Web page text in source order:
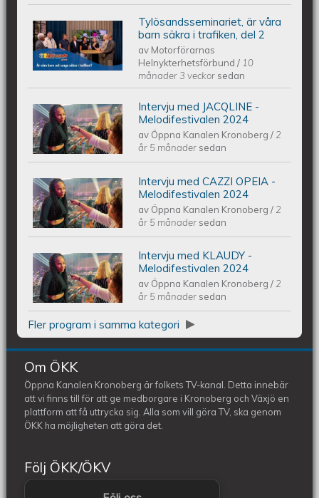
Tylösandsseminariet Studio. "Är våra
barn och unga säkra i trafiken?"
Tylösandsseminariet, är våra
barn säkra i trafiken, del 2
av Motorförarnas
Helnykterhetsförbund/ 10
månader 3 veckor sedan
Intervju med JACQLINE -
Melodifestivalen 2024
Intervju med JACQLINE -
Melodifestivalen 2024
av Öppna Kanalen Kronoberg/ 2
år 5 månader sedan
Intervju med CAZZI OPEIA -
Melodifestivalen 2024
Intervju med CAZZI OPEIA -
Melodifestivalen 2024
av Öppna Kanalen Kronoberg/ 2
år 5 månader sedan
Intervju med KLAUDY -
Melodifestivalen 2024
Intervju med KLAUDY -
Melodifestivalen 2024
av Öppna Kanalen Kronoberg/ 2
år 5 månader sedan
Fler program i samma kategori
Om ÖKK
Öppna Kanalen Kronoberg är folkets TV-kanal. Detta innebär
att vi finns till för att ge medborgare i Kronoberg och Växjö en
plattform att få uttrycka sig. Alla som vill göra TV, ska genom
ÖKK ha möjligheten att göra det.
Följ ÖKK/ÖKV